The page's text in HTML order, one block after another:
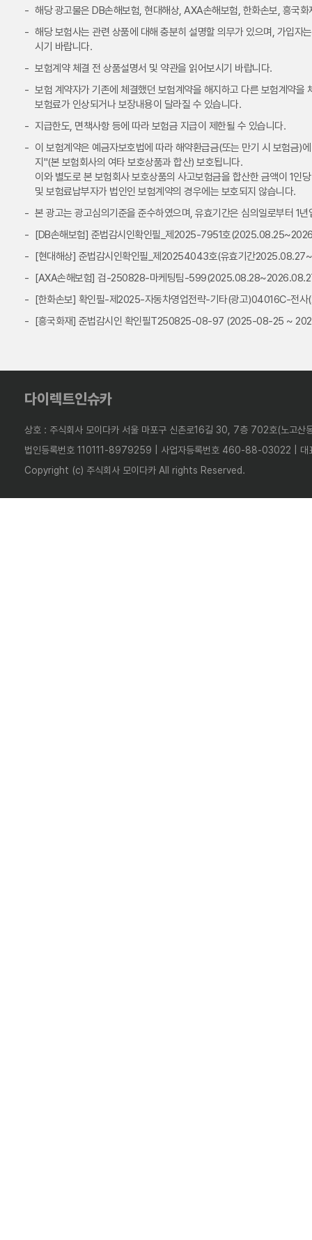
해당 광고물은 DB손해보험, 현대해상, AXA손해보험, 한화손보, 흥국
해당 보험사는 관련 상품에 대해 충분히 설명할 의무가 있으며, 가입자
시기 바랍니다.
보험계약 체결 전 상품설명서 및 약관을 읽어보시기 바랍니다.
보험 계약자가 기존에 체결했던 보험계약을 해지하고 다른 보험계약을
보험료가 인상되거나 보장내용이 달라질 수 있습니다.
지급한도, 면책사항 등에 따라 보험금 지급이 제한될 수 있습니다.
이 보험계약은 예금자보호법에 따라 해약환급금(또는 만기 시 보험금)
지"(본 보험회사의 여타 보호상품과 합산) 보호됩니다.
이와 별도로 본 보험회사 보호상품의 사고보험금을 합산한 금액이 1인
및 보험료납부자가 법인인 보험계약의 경우에는 보호되지 않습니다.
본 광고는 광고심의기준을 준수하였으며, 유효기간은 심의일로부터 1년
[DB손해보험] 준법감시인확인필_제2025-7951호
[현대해상] 준법감시인확인필_제20254043호(유효기간
[AXA손해보험] 검-250828-마케팅팀-
[한화손보] 확인필-제2025-자동차영업전략-기타(광고)04016C-전
[흥국화재] 준법감시인 확인필T250825-08-97 (2025-08-25 ~
다이렉트인슈카
상호 : 주식회사 모이다카 서울 마포구 신촌로16길 30, 7층 702호(노고산
법인등록번호 110111-8979259 | 사업자등록번호 460-88-03022 | 대
Copyright (c) 주식회사 모이다카 All rights Reserved.